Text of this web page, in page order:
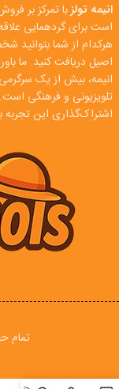
انیمه تولزبا تمرکز بر
است برای گردهمایی
هرکدام از شما بتوانید
اصیل دریافت کنید. ما
انیمه، بیش از یک
تلویزیونی و فرهنگی
اشتراک‌گذاری این
تمام